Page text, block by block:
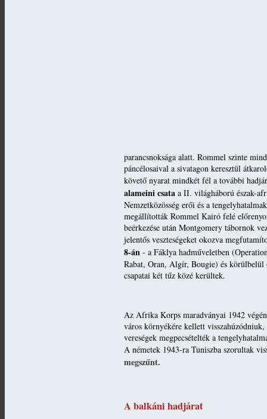
parancsnoksága alatt. Rommel szinte
páncélosaival a sivatagon keresztül
követő nyarat mindkét fél a további
alameini csata a II. világháború észak-
Nemzetközösség erői és a
megállították Rommel Kairó felé
beérkezése után Montgomery tábornok
jelentős veszteségeket okozva
8-án - a Fáklya hadműveletben
Rabat, Oran, Algír, Bougie) és
csapatai két tűz közé kerültek.
Az Afrika Korps maradványai 1942
város környékére kellett
vereségek megpecsételték a
A németek 1943-ra Tuniszba szorultak
megszűnt.
A balkáni hadjárat